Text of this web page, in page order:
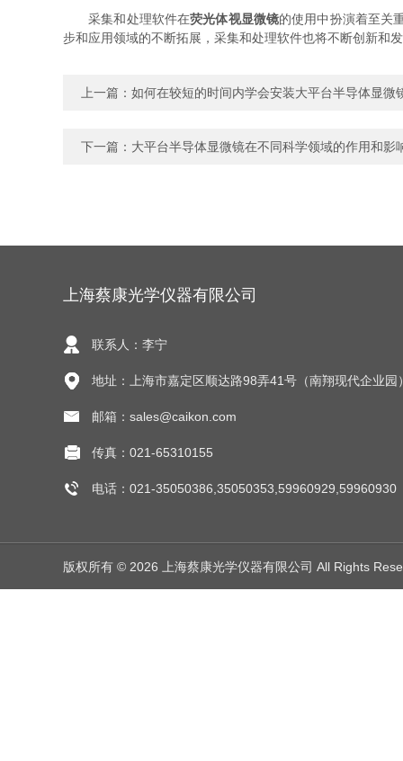
采集和处理软件在荧光体视显微镜的使用中扮演着至关
步和应用领域的不断拓展，采集和处理软件也将不断创新和
上一篇： 如何在较短的时间内学会安装大平台半导体显微
下一篇： 大平台半导体显微镜在不同科学领域的作用和影
上海蔡康光学仪器有限公司
联系人：李宁
地址：上海市嘉定区顺达路98弄41号（南翔现代企业园
邮箱：sales@caikon.com
传真：021-65310155
电话：021-35050386,35050353,59960929,59960930
版权所有 © 2026 上海蔡康光学仪器有限公司 All Rights